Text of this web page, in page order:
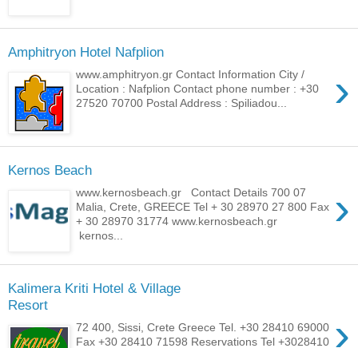
Amphitryon Hotel Nafplion
›
www.amphitryon.gr Contact Information City /
Location : Nafplion Contact phone number : +30
27520 70700 Postal Address : Spiliadou...
Kernos Beach
›
www.kernosbeach.gr Contact Details 700 07
Malia, Crete, GREECE Tel + 30 28970 27 800 Fax
+ 30 28970 31774 www.kernosbeach.gr
kernos...
Kalimera Kriti Hotel & Village
Resort
›
72 400, Sissi, Crete Greece Tel. +30 28410 69000
Fax +30 28410 71598 Reservations Tel +3028410